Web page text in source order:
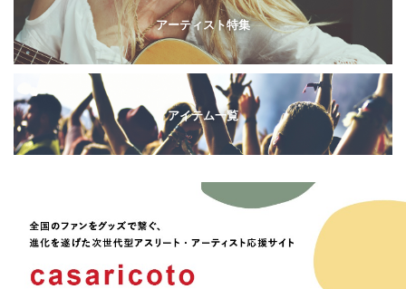
アーティスト特集
アイテム一覧